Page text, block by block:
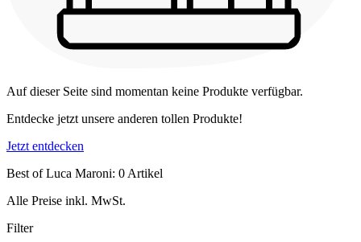
Auf dieser Seite sind momentan keine Produkte verfügbar.
Entdecke jetzt unsere anderen tollen Produkte!
Jetzt entdecken
Best of Luca Maroni: 0 Artikel
Alle Preise inkl. MwSt.
Filter